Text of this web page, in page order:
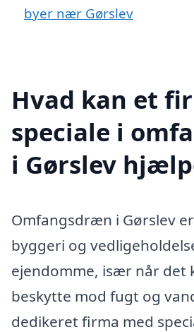
byer nær Gørslev
Hvad kan et
speciale i
i Gørslev
Omfangsdræn i Gørslev
byggeri og
ejendomme, især når det
beskytte mod fugt og
dedikeret firma med